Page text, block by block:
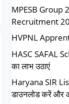
MPESB Group
Recruitment
HVPNL
HASC SAFAL
का लाभ उठाएं
Haryana SIR
डाउनलोड करें और